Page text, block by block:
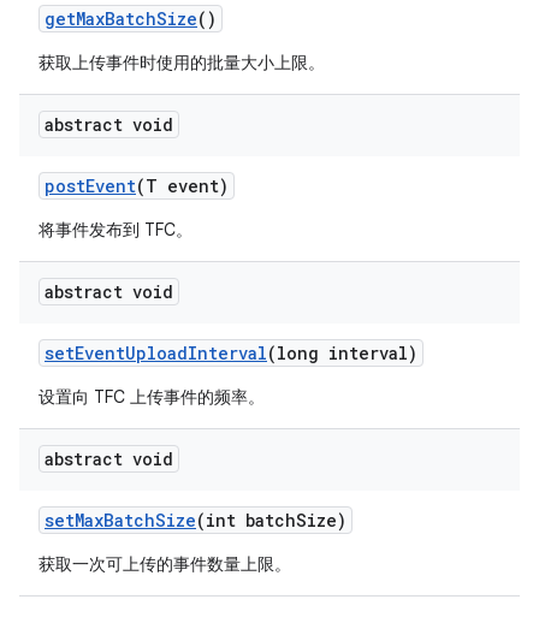
getMaxBatchSize()
获取上传事件时使用的批量大小上限。
abstract void
postEvent(T event)
将事件发布到 TFC。
abstract void
setEventUploadInterval(long interval)
设置向 TFC 上传事件的频率。
abstract void
setMaxBatchSize(int batchSize)
获取一次可上传的事件数量上限。